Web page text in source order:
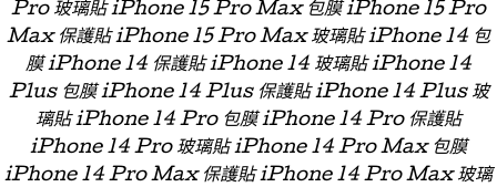
Pro 玻璃貼 iPhone 15 Pro Max 包膜 iPhone 15 Pro
Max 保護貼 iPhone 15 Pro Max 玻璃貼 iPhone 14 包
膜 iPhone 14 保護貼 iPhone 14 玻璃貼 iPhone 14
Plus 包膜 iPhone 14 Plus 保護貼 iPhone 14 Plus 玻
璃貼 iPhone 14 Pro 包膜 iPhone 14 Pro 保護貼
iPhone 14 Pro 玻璃貼 iPhone 14 Pro Max 包膜
iPhone 14 Pro Max 保護貼 iPhone 14 Pro Max 玻璃